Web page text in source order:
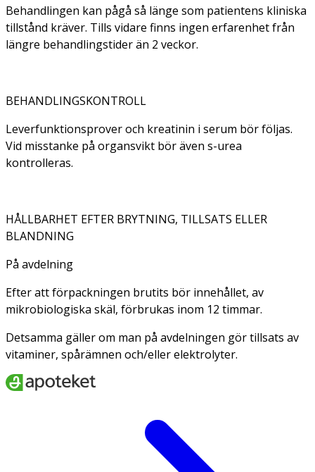
Behandlingen kan pågå så länge som patientens kliniska
tillstånd kräver. Tills vidare finns ingen erfarenhet från
längre behandlingstider än 2 veckor.
BEHANDLINGSKONTROLL
Leverfunktionsprover och kreatinin i serum bör följas.
Vid misstanke på organsvikt bör även s-urea
kontrolleras.
HÅLLBARHET EFTER BRYTNING, TILLSATS ELLER
BLANDNING
På avdelning
Efter att förpackningen brutits bör innehållet, av
mikrobiologiska skäl, förbrukas inom 12 timmar.
Detsamma gäller om man på avdelningen gör tillsats av
vitaminer, spårämnen och/eller elektrolyter.